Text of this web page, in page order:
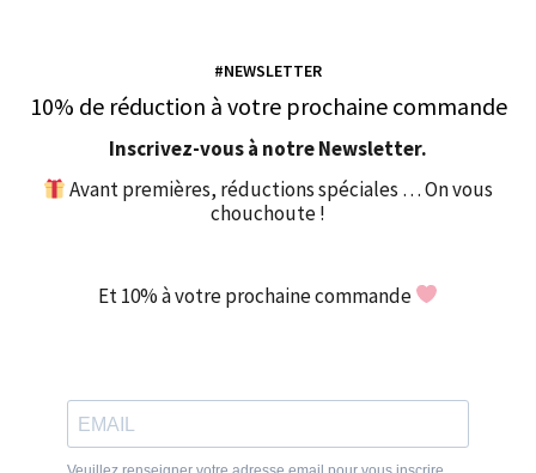
#NEWSLETTER
10% de réduction à votre prochaine commande
Inscrivez-vous à notre Newsletter.
Avant premières, réductions spéciales … On vous
chouchoute !
Et 10% à votre prochaine commande